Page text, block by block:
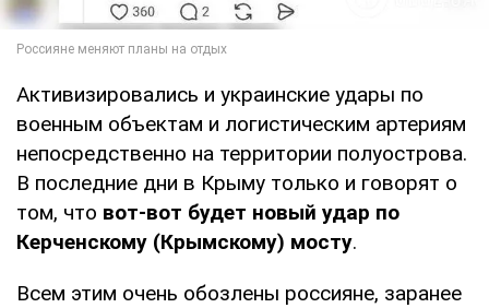
Активизировались и украинские удары по
военным объектам и логистическим артериям
непосредственно на территории полуострова.
В последние дни в Крыму только и говорят о
том, что вот-вот будет новый удар по
Керченскому (Крымскому) мосту.
Всем этим очень обозлены россияне, заранее